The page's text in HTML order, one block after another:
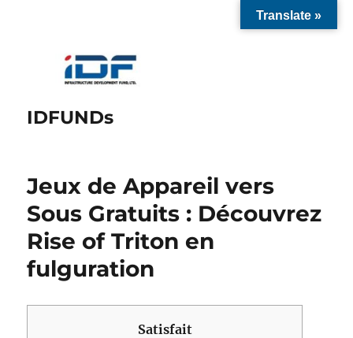
IDFUNDs
Jeux de Appareil vers
Sous Gratuits : Découvrez
Rise of Triton en
fulguration
Satisfait
Translate »